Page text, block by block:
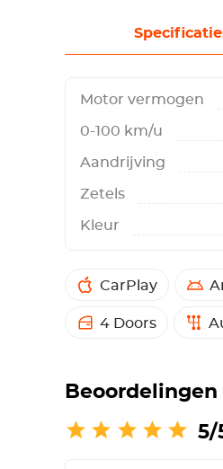
Motor vermogen
0-100 km/u
Aandrijving
Zetels
Kleur
CarPlay
4 Doors
Beoordelingen
5/